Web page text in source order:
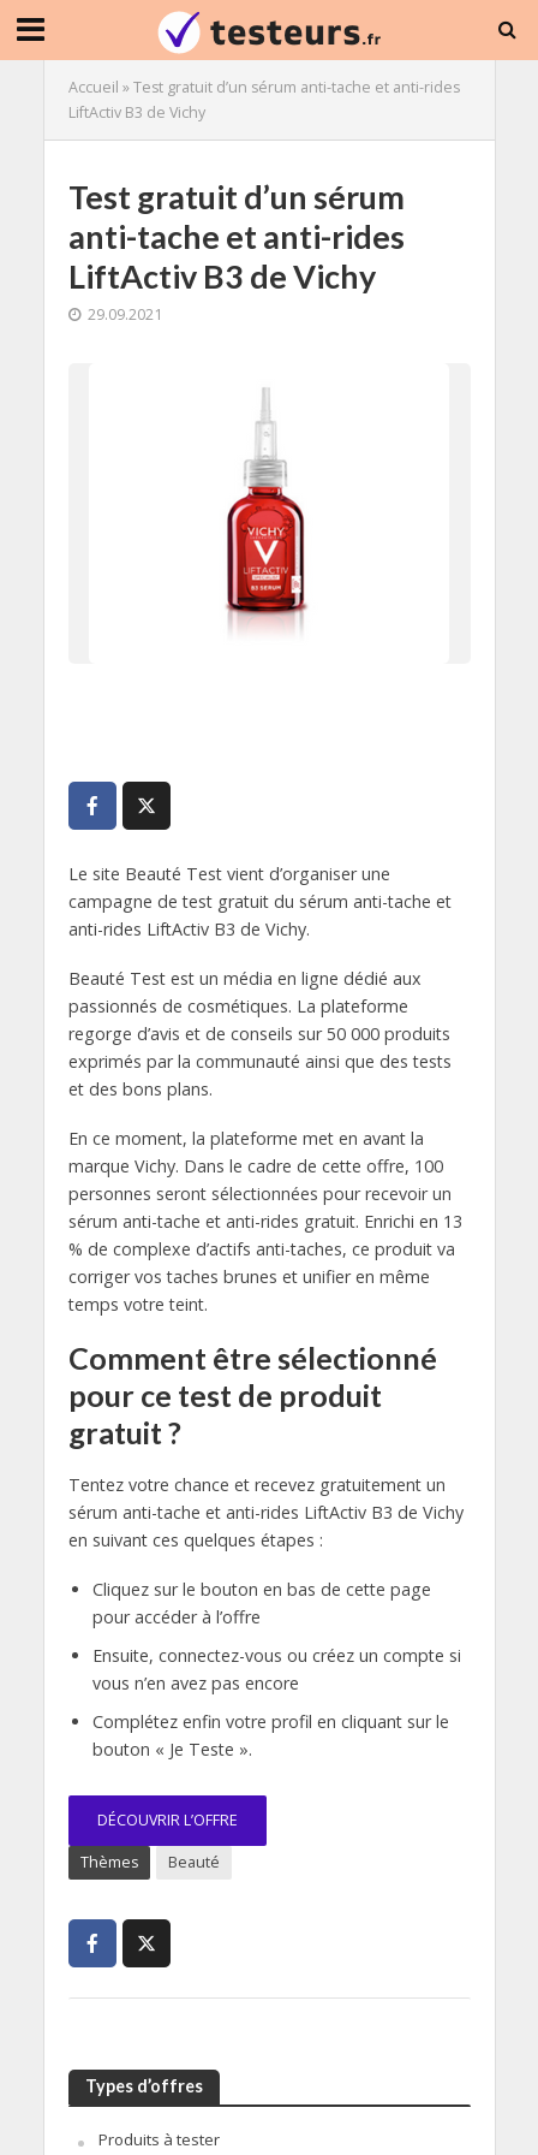
Accueil »Test gratuit d’un sérum anti-tache et anti-rides
LiftActiv B3 de Vichy
Test gratuit d’un sérum
anti-tache et anti-rides
LiftActiv B3 de Vichy
29.09.2021
Le site Beauté Test vient d’organiser une
campagne de test gratuit du sérum anti-tache et
anti-rides LiftActiv B3 de Vichy.
Beauté Test est un média en ligne dédié aux
passionnés de cosmétiques. La plateforme
regorge d’avis et de conseils sur 50 000 produits
exprimés par la communauté ainsi que des tests
et des bons plans.
En ce moment, la plateforme met en avant la
marque Vichy. Dans le cadre de cette offre, 100
personnes seront sélectionnées pour recevoir un
sérum anti-tache et anti-rides gratuit. Enrichi en 13
% de complexe d’actifs anti-taches, ce produit va
corriger vos taches brunes et unifier en même
temps votre teint.
Comment être sélectionné
pour ce test de produit
gratuit ?
Tentez votre chance et recevez gratuitement un
sérum anti-tache et anti-rides LiftActiv B3 de Vichy
en suivant ces quelques étapes :
Cliquez sur le bouton en bas de cette page
pour accéder à l’offre
Ensuite, connectez-vous ou créez un compte si
vous n’en avez pas encore
Complétez enfin votre profil en cliquant sur le
bouton « Je Teste ».
DÉCOUVRIR L’OFFRE
Thèmes Beauté
Types d’offres
Produits à tester